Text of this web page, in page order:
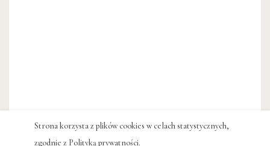
Strona korzysta z plików cookies w celach statystycznych,
zgodnie z Polityką prywatności.